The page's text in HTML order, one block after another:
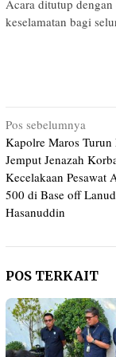
Acara ditutup
keselamatan bagi
Navigasi
pos
Pos sebelumnya
Kapolre Maros Turun
Jemput Jenazah
Kecelakaan Pesawat
500 di Base off Lanud
Hasanuddin
POS TERKAIT